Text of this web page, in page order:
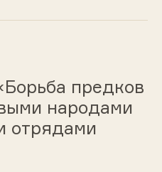
предков
народами
отрядами